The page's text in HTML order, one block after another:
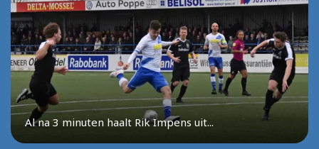
Al na 3 minuten haalt Rik Impens uit...